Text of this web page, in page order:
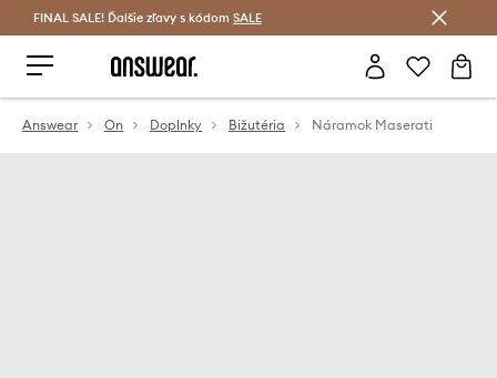
Šetrite s Answear Club >
FINAL SALE! Ďalšie zľavy s kódom SALE
Answear On Doplnky Bižutéria Náramok Maserati